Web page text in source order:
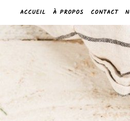
ACCUEIL À PROPOS CONTACT